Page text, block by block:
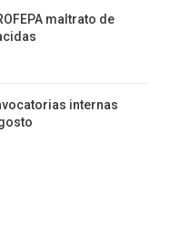
maltrato de
internas